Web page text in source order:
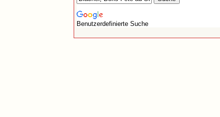
Benutzerdefinierte Suche